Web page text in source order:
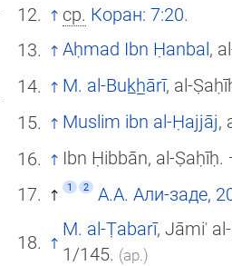
ср. Коран: 7:20.
Aḥmad Ibn Ḥanbal,
M. al-Buk̲h̲ārī, al-
Muslim ibn al-Ḥajjāj,
Ibn Ḥibbān, al-Ṣaḥīḥ.
1 2 А.А. Али-заде,
M. al-Ṭabarī, Jāmiʿ
1/145. (ар.)